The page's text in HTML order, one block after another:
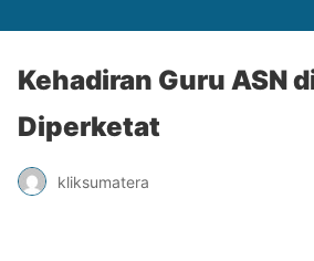
Kehadiran Guru ASN
Diperketat
kliksumatera